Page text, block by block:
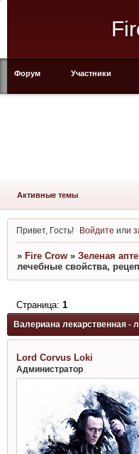
Форум Участники
Активные темы
Привет, Гость! Войдите или
» Fire Crow » Зеленая
лечебные свойства,
Валериана лекарственная -
Страница: 1
Lord Corvus Loki
Администратор